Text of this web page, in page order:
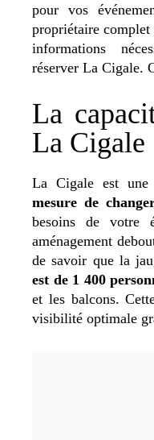
pour vos
propriétaire
informations
réserver La Cigale.
La
La Cigale
La Cigale est
mesure de
besoins de votre
aménagement
de savoir que la
est de 1 400
et les balcons.
visibilité optimale